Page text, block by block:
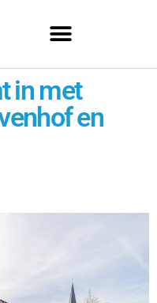
in met
en